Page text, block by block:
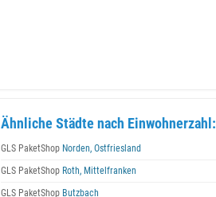
Ähnliche Städte nach Einwohnerzahl:
GLS PaketShop Norden, Ostfriesland
GLS PaketShop Roth, Mittelfranken
GLS PaketShop Butzbach